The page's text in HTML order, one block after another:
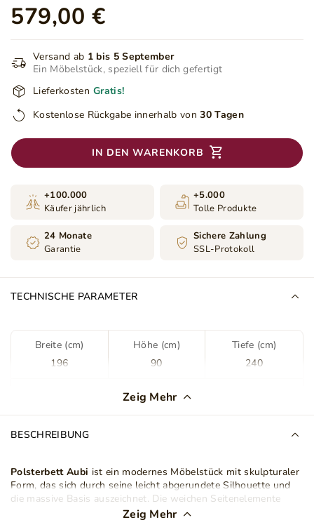
579,00 €
Versand ab 1 bis 5 September
Ein Möbelstück, speziell für dich gefertigt
Lieferkosten Gratis!
Kostenlose Rückgabe innerhalb von 30 Tagen
IN DEN WARENKORB
+100.000
Käufer jährlich
+5.000
Tolle Produkte
24 Monate
Garantie
Sichere Zahlung
SSL-Protokoll
TECHNISCHE PARAMETER
Breite (cm)
196
Höhe (cm)
90
Tiefe (cm)
240
Schwarz
Lattenrost im Set Ja
Zeig Mehr
BESCHREIBUNG
Polsterbett Aubi ist ein modernes Möbelstück mit skulpturaler
Form, das sich durch seine leicht abgerundete Silhouette und
die massive Basis auszeichnet. Die weichen Seitenelemente
sowie das minimalistische, zweiteilige Kopfteil fügen sich
Zeig Mehr